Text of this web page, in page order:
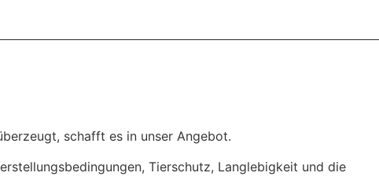
schafft es in unser Angebot.
Tierschutz, Langlebigkeit und die